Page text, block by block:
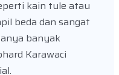
kain tule atau
beda dan sangat
banyak
Karawaci